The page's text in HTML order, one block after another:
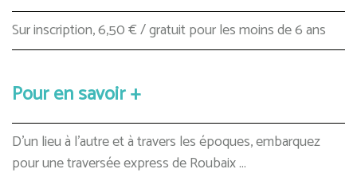
Sur inscription, 6,50 € / gratuit pour les moins de 6 ans
Pour en savoir +
D’un lieu à l’autre et à travers les époques, embarquez
pour une traversée express de Roubaix ...